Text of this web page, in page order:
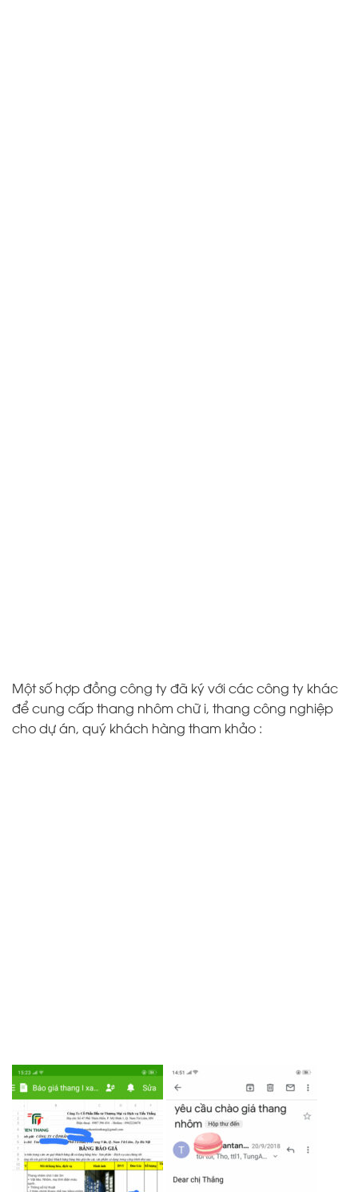
Một số hợp đồng công ty đã ký với các công ty khác
để cung cấp thang nhôm chữ i, thang công nghiệp
cho dự án, quý khách hàng tham khảo :